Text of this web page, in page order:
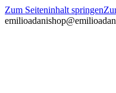
Zum Seiteninhalt springen
emilioadani